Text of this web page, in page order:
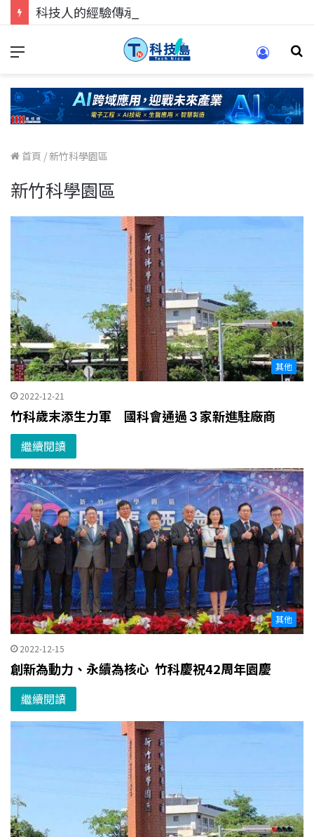
首頁 /新竹科學園區
新竹科學園區
其他
2022-12-21
竹科歲末添生力軍 國科會通過３家新進駐廠商
繼續閱讀
其他
2022-12-15
創新為動力、永續為核心 竹科慶祝42周年園慶
繼續閱讀